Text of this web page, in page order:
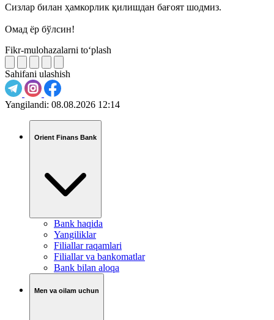
Сизлар билан ҳамкорлик қилишдан бағоят шодмиз.
Омад ёр бўлсин!
Fikr-mulohazalarni to‘plash
Sahifani ulashish
Yangilandi: 08.08.2026 12:14
Orient Finans Bank
Bank haqida
Yangiliklar
Filiallar raqamlari
Filiallar va bankomatlar
Bank bilan aloqa
Men va oilam uchun